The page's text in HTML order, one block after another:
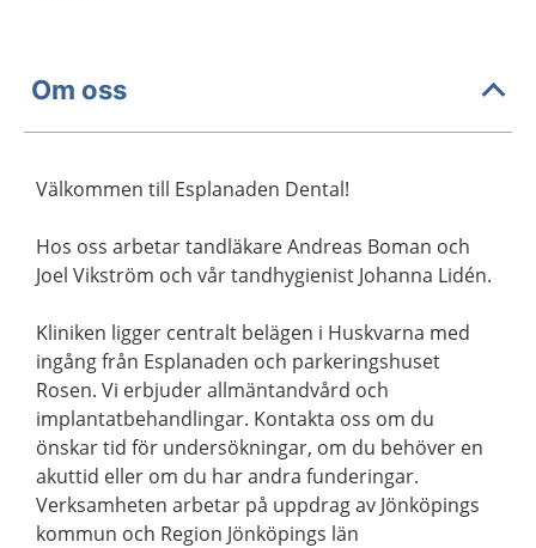
Om oss
Välkommen till Esplanaden Dental!
Hos oss arbetar tandläkare Andreas Boman och
Joel Vikström och vår tandhygienist Johanna Lidén.
Kliniken ligger centralt belägen i Huskvarna med
ingång från Esplanaden och parkeringshuset
Rosen. Vi erbjuder allmäntandvård och
implantatbehandlingar. Kontakta oss om du
önskar tid för undersökningar, om du behöver en
akuttid eller om du har andra funderingar.
Verksamheten arbetar på uppdrag av Jönköpings
kommun och Region Jönköpings län